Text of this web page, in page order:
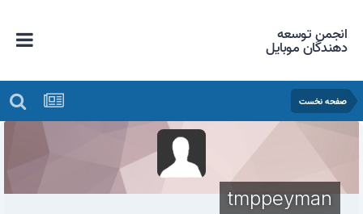
انجمن توسعه
دهندگان موبایل
صفحه نخست
tmppeyman